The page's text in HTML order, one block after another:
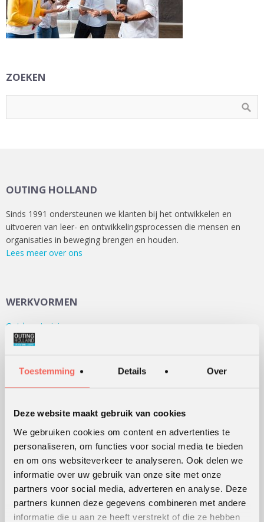
Toestemming Details Over
Deze website maakt gebruik van cookies
We gebruiken cookies om content en advertenties te
personaliseren, om functies voor social media te bieden
en om ons websiteverkeer te analyseren. Ook delen we
informatie over uw gebruik van onze site met onze
partners voor social media, adverteren en analyse. Deze
partners kunnen deze gegevens combineren met andere
informatie die u aan ze heeft verstrekt of die ze hebben
ZOEKEN
OUTING HOLLAND
Sinds 1991 ondersteunen we klanten bij het ontwikkelen en
uitvoeren van leer- en ontwikkelingsprocessen die mensen en
organisaties in beweging brengen en houden.
Lees meer over ons
WERKVORMEN
Outdoor training
Serious games
Teamontwikkeling
Alle werkvormen
KLANTWAARDERING
Leeshierde beoordelingen van verschillende klanten.